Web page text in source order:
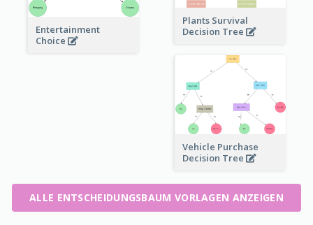
Entertainment
Choice
Plants Survival
Decision Tree
Vehicle Purchase
Decision Tree
ALLE ENTSCHEIDUNGSBAUM VORLAGEN ANZEIGEN